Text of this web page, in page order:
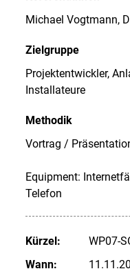
Michael Vogtmann,
Zielgruppe
Projektentwickler,
Installateure
Methodik
Vortrag /
Equipment:
Telefon
Kürzel:
WP07-
Wann: